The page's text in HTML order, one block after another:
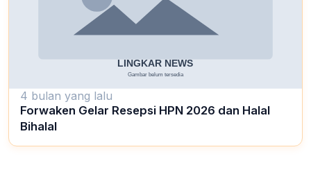
4 bulan yang lalu
Forwaken Gelar Resepsi HPN 2026 dan Halal
Bihalal